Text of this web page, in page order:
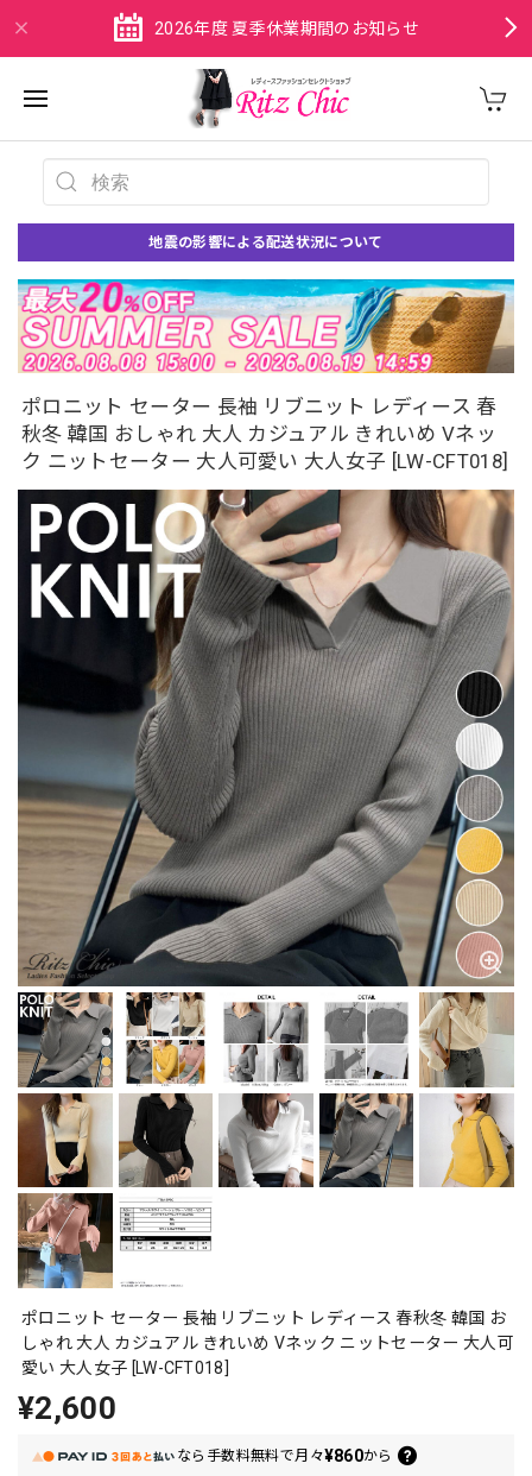
2026年度 夏季休業期間のお知らせ
地震の影響による配送状況について
ポロニット セーター 長袖 リブニット レディース 春
秋冬 韓国 おしゃれ 大人 カジュアル きれいめ Vネッ
ク ニットセーター 大人可愛い 大人女子 [LW-CFT018]
ポロニット セーター 長袖 リブニット レディース 春秋冬 韓国 お
しゃれ 大人 カジュアル きれいめ Vネック ニットセーター 大人可
愛い 大人女子 [LW-CFT018]
¥2,600
なら 手数料無料で月々¥860から